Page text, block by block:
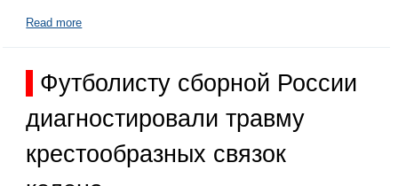
Read more
Футболисту сборной России
диагностировали травму
крестообразных связок